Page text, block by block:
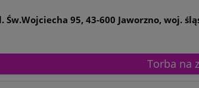
Św.Wojciecha 95, 43-600 Jaworzno, woj.
Torba na